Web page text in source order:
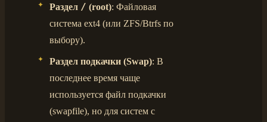
Раздел / (root): Файловая
система ext4 (или ZFS/Btrfs по
выбору).
Раздел подкачки (Swap): В
последнее время чаще
используется файл подкачки
(swapfile), но для систем с